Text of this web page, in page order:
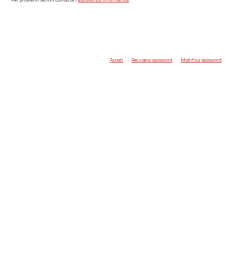
Accedi Recupera password Modifica password